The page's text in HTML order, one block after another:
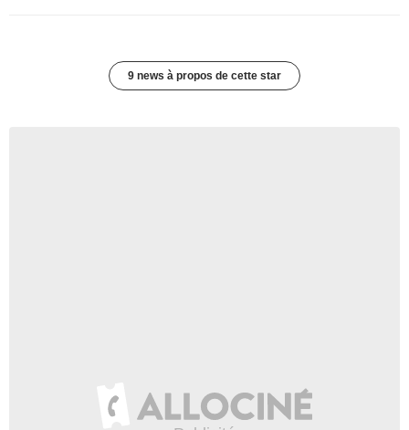
9 news à propos de cette star